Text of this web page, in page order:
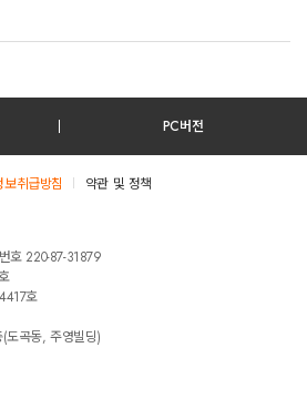
PC버전
취급방침
약관 및 정책
호 220-87-31879
호
도곡동, 주영빌딩)